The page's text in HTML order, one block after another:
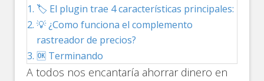
🏷️ El plugin trae 4 características principales:
💡 ¿Como funciona el complemento
rastreador de precios?
🆗 Terminando
A todos nos encantaría ahorrar dinero en